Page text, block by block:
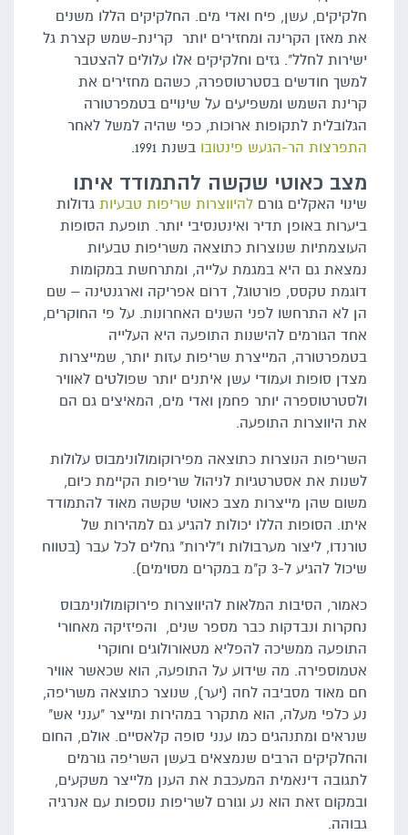
חלקיקים, עשן, פיח ואדי מים. החלקיקים הללו משנים
את מאזן הקרינה ומחזירים יותר קרינת-שמש קצרת גל
ישירות לחלל". גזים וחלקיקים אלו עלולים להצטבר
למשך חודשים בסטרטוספרה, כשהם מחזירים את
קרינת השמש ומשפיעים על שינויים בטמפרטורה
הגלובלית לתקופות ארוכות, כפי שהיה למשל לאחר
התפרצות הר-הגעש פינטובו בשנת 1991.
מצב כאוטי שקשה להתמודד איתו
שינוי האקלים גורם להיווצרות שריפות טבעיות גדולות
ביערות באופן תדיר ואינטנסיבי יותר. תופעת הסופות
העוצמתיות שנוצרות כתוצאה משריפות טבעיות
נמצאת גם היא במגמת עלייה, ומתרחשת במקומות
דוגמת טקסס, פורטוגל, דרום אפריקה וארגנטינה – שם
הן לא התרחשו לפני השנים האחרונות. על פי החוקרים,
אחד הגורמים להישנות התופעה היא העלייה
בטמפרטורה, המייצרת שריפות עזות יותר, שמייצרות
מצדן סופות ועמודי עשן איתנים יותר שפולטים לאוויר
ולסטרטוספרה יותר פחמן ואדי מים, המאיצים גם הם
את היווצרות התופעה.
השריפות הנוצרות כתוצאה מפירוקומולונימבוס עלולות
לשנות את אסטרטגיות לניהול שריפות הקיימת כיום,
משום שהן מייצרות מצב כאוטי שקשה מאוד להתמודד
איתו. הסופות הללו יכולות להגיע גם למהירות של
טורנדו, ליצור מערבולות ו"לירות" גחלים לכל עבר (בטווח
שיכול להגיע ל-3 ק"מ במקרים מסוימים).
כאמור, הסיבות המלאות להיווצרות פירוקומולונימבוס
נחקרות ונבדקות כבר מספר שנים, והפיזיקה מאחורי
התופעה ממשיכה להפליא מטאורולוגים וחוקרי
אטמוספירה. מה שידוע על התופעה, הוא שכאשר אוויר
חם מאוד מסביבה לחה (יער), שנוצר כתוצאה משריפה,
נע כלפי מעלה, הוא מתקרר במהירות ומייצר "ענני אש"
שנראים ומתנהגים כמו ענני סופה קלאסיים. אולם, החום
והחלקיקים הרבים שנמצאים בעשן השריפה גורמים
לתגובה דינאמית המעכבת את הענן מלייצר משקעים,
ובמקום זאת הוא נע וגורם לשריפות נוספות עם אנרגיה
גבוהה.